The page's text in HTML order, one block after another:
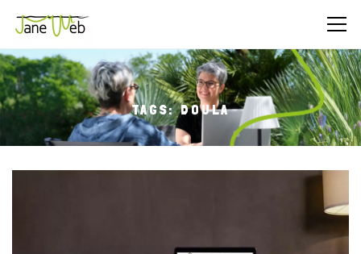
ou un audit référencement.
(déduit si tu poursuis avec Jane Web).
Nom
E-mail
8 + 2 =
×
TAGS: DOULA